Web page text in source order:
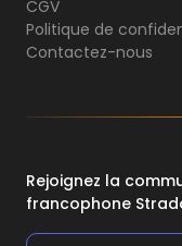
CGV
Politique de
Contactez-nous
Rejoignez la
francophone